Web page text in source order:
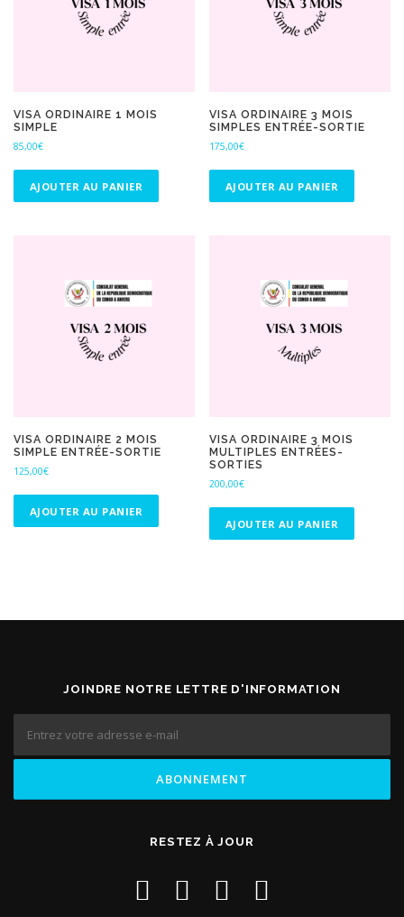
VISA ORDINAIRE 1 MOIS
SIMPLE
85,00€
AJOUTER AU PANIER
VISA ORDINAIRE 3 MOIS
SIMPLES ENTRÉE-SORTIE
175,00€
AJOUTER AU PANIER
VISA ORDINAIRE 2 MOIS
SIMPLE ENTRÉE-SORTIE
125,00€
AJOUTER AU PANIER
VISA ORDINAIRE 3 MOIS
MULTIPLES ENTRÉES-
SORTIES
200,00€
AJOUTER AU PANIER
JOINDRE NOTRE LETTRE D'INFORMATION
RESTEZ À JOUR